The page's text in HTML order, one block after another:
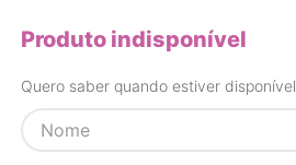
Produto indisponível
Quero saber quando estiver disponível
8º
carrinho
9º
carrinho bebe
10º brinquedo